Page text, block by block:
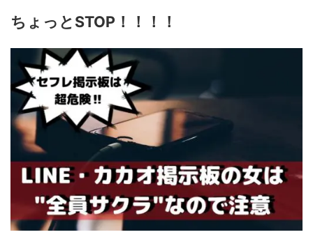
ちょっとSTOP！！！！